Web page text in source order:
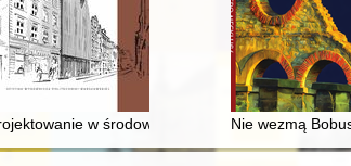
Orozjusza : dzieje recepcji i reinterpretacji
w środowisku zabytkowymNie wezmą